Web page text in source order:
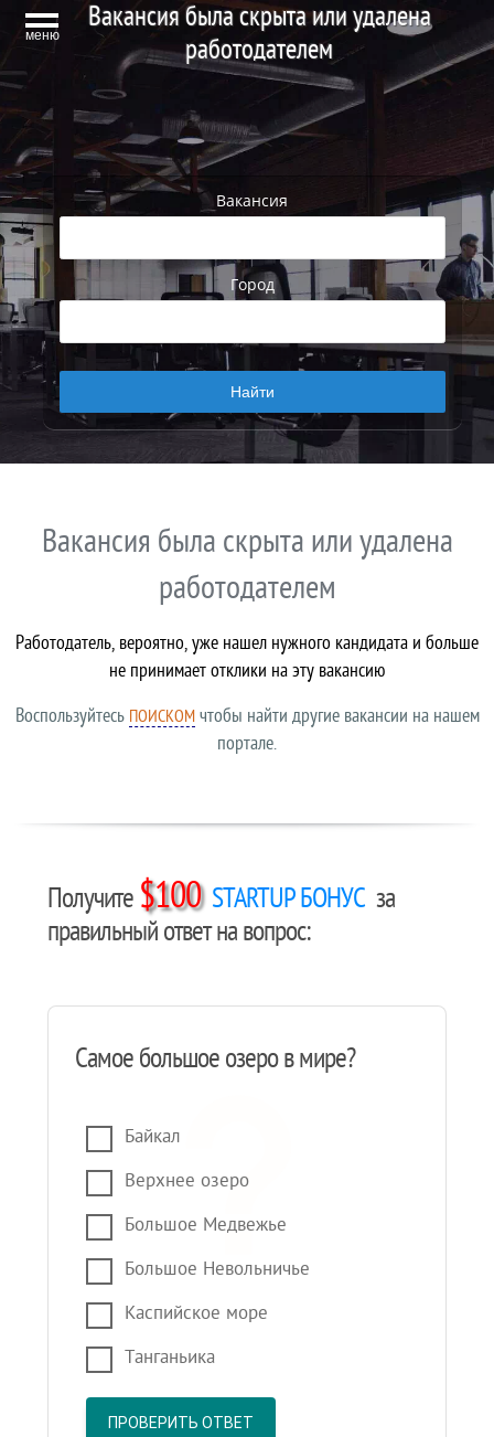
меню
Вакансия была скрыта или удалена
работодателем
Вакансия
Город
Вакансия была скрыта или удалена
работодателем
Работодатель, вероятно, уже нашел нужного кандидата и больше
не принимает отклики на эту вакансию
Воспользуйтесь ПОИСКОМчтобы найти другие вакансии на нашем
портале.
Получите $100 STARTUP БОНУС за
правильный ответ на вопрос:
Самое большое озеро в мире?
Байкал
Верхнее озеро
Большое Медвежье
Большое Невольничье
Каспийское море
Танганьика
ПРОВЕРИТЬ ОТВЕТ